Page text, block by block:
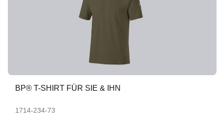
BP® T-SHIRT FÜR SIE & IHN
1714-234-73